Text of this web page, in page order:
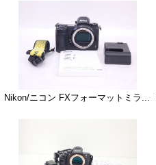
Nikon/ニコン FXフォーマットミラ...